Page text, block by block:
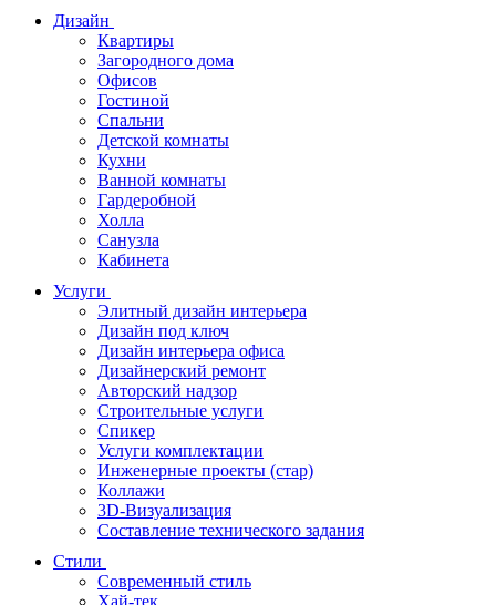
Дизайн
Квартиры
Загородного дома
Офисов
Гостиной
Спальни
Детской комнаты
Кухни
Ванной комнаты
Гардеробной
Холла
Санузла
Кабинета
Услуги
Элитный дизайн интерьера
Дизайн под ключ
Дизайн интерьера офиса
Дизайнерский ремонт
Авторский надзор
Строительные услуги
Спикер
Услуги комплектации
Инженерные проекты (стар)
Коллажи
3D-Визуализация
Составление технического задания
Стили
Современный стиль
Хай-тек